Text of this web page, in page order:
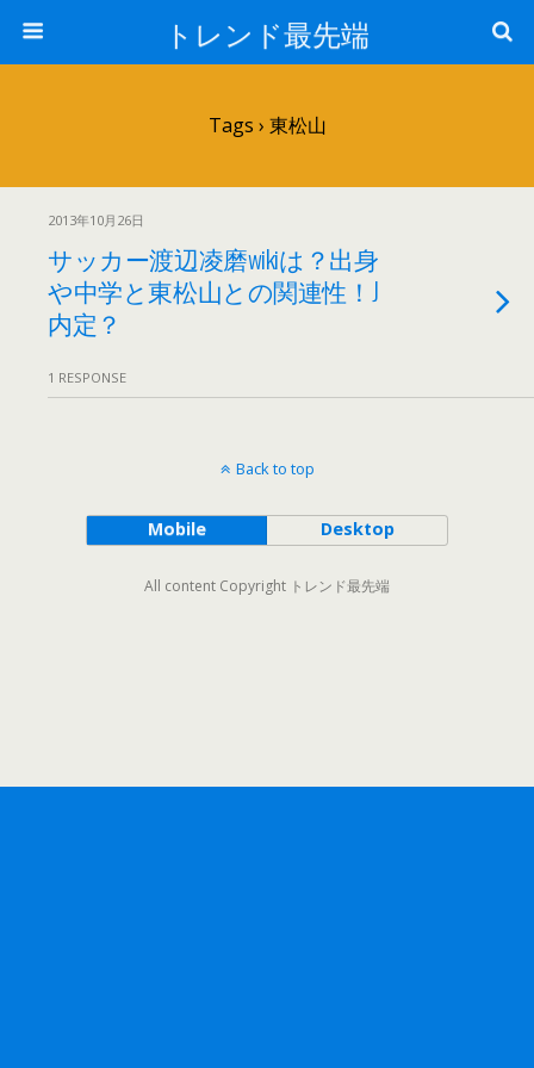
トレンド最先端
Tags › 東松山
2013年10月26日
サッカー渡辺凌磨wikiは？出身
や中学と東松山との関連性！J
内定？
1 RESPONSE
Back to top
Mobile Desktop
All content Copyright トレンド最先端